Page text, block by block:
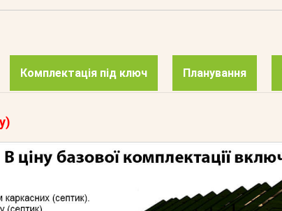
Комплектація під ключ Планування